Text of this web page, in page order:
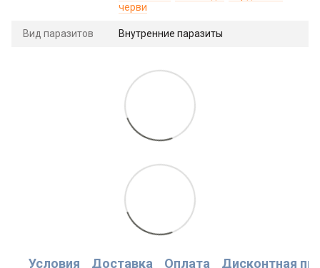
черви
Вид паразитов Внутренние паразиты
Условия Доставка Оплата Дисконтная